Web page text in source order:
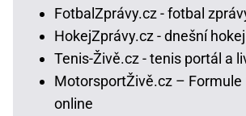
FotbalZprávy.cz - fotbal
HokejZprávy.cz - dnešní
Tenis-Živě.cz - tenis portál a
MotorsportŽivě.cz – Formule
online